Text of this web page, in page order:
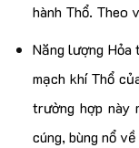
hành Thổ. Theo
Năng lượng Hỏa
mạch khí Thổ
trường hợp này
cúng, bùng nổ